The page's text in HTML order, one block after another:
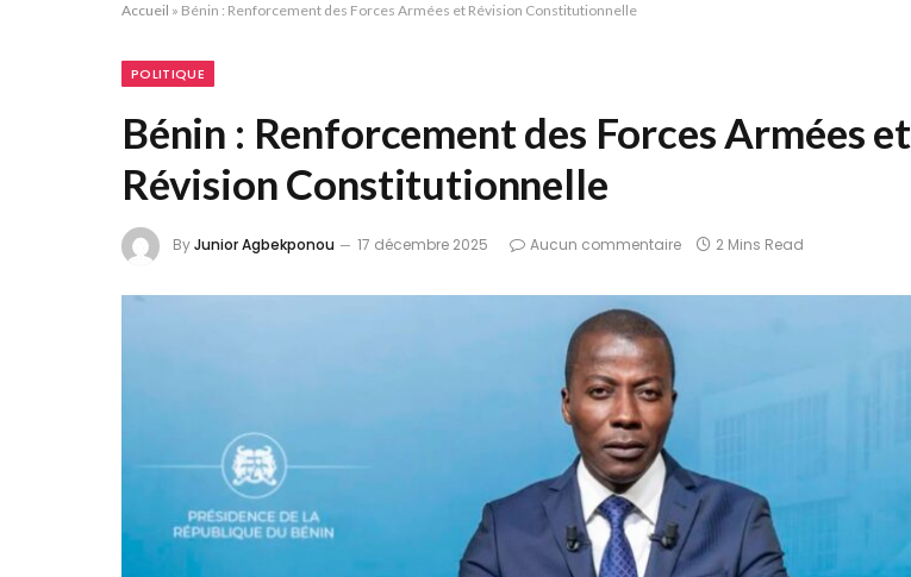
Accueil » Bénin : Renforcement des Forces Armées et Révision Constitutionnelle
POLITIQUE
Bénin : Renforcement des Forces Armées et
Révision Constitutionnelle
ByJunior Agbekponou 17 décembre 2025 Aucun commentaire 2 Mins Read